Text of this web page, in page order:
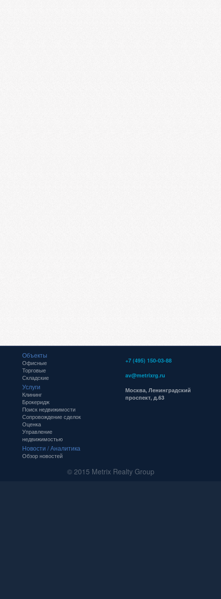
Объекты
Офисные
Торговые
Складские
Услуги
Клининг
Брокеридж
Поиск недвижимости
Сопровождение сделок
Оценка
Управление
недвижимостью
Новости / Аналитика
Обзор новостей
+7 (495) 150-03-88
av@metrixrg.ru
Москва, Ленинградский
проспект, д.63
© 2015 Metrix Realty Group